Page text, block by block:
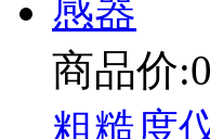
商品价
粗糙度